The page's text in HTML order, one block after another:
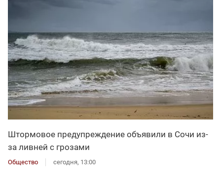
Штормовое предупреждение объявили в Сочи из-
за ливней с грозами
Общество сегодня, 13:00